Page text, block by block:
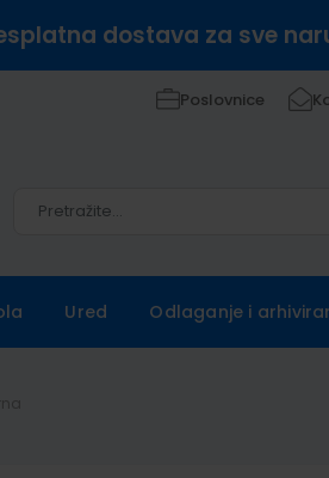
dostava za sve
Poslovnice
Ured Odlaganje i